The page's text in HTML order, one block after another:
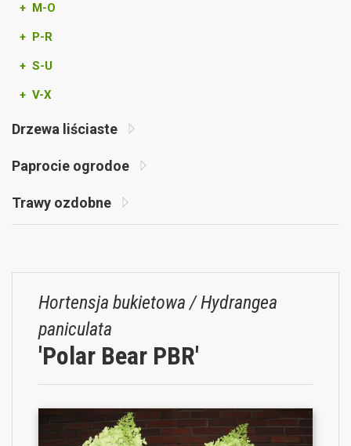
+ M-O
+ P-R
+ S-U
+ V-X
Drzewa liściaste
Paprocie ogrodoe
Trawy ozdobne
Hortensja bukietowa / Hydrangea
paniculata
'Polar Bear PBR'